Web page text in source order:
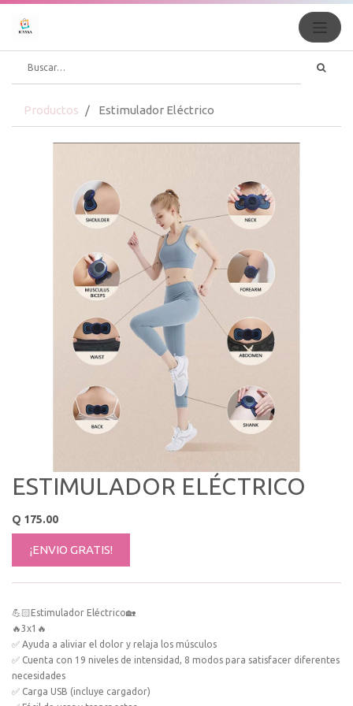
Productos Estimulador Eléctrico
ESTIMULADOR ELÉCTRICO
Q 175.00
¡ENVIO GRATIS!
💪🏻Estimulador Eléctrico🏡
🔥3x1🔥
✅ Ayuda a aliviar el dolor y relaja los músculos
✅ Cuenta con 19 niveles de intensidad, 8 modos para satisfacer diferentes
necesidades
✅ Carga USB (incluye cargador)